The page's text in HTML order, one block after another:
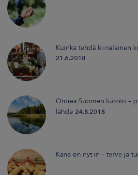
Kuinka tehdä kiinalainen
21.6.2018
Onnea Suomen luonto –
lähde 24.8.2018
Kana on nyt in – terve ja